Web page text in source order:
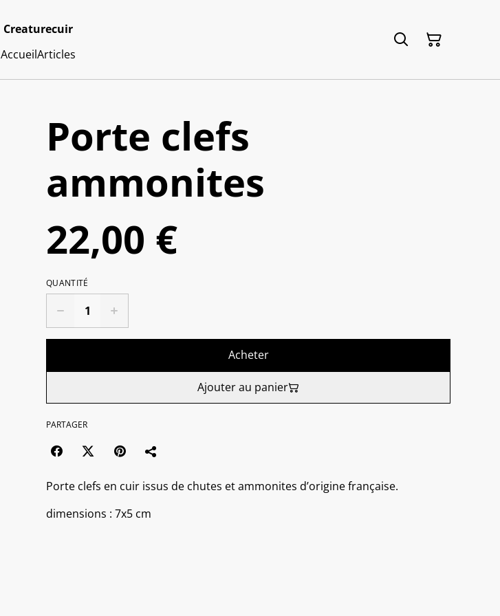
Creaturecuir
AccueilArticles
Porte clefs
ammonites
22,00 €
QUANTITÉ
Acheter
Ajouter au panier
PARTAGER
Porte clefs en cuir issus de chutes et ammonites d’origine française.
dimensions : 7x5 cm